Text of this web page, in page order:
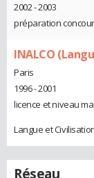
2002 - 2003
préparation
INALCO
Paris
1996 - 2001
licence et niveau
Langue et
Réseau